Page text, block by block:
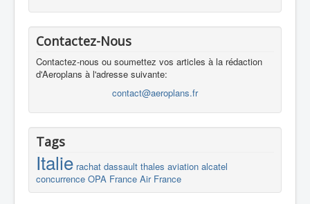
Contactez-Nous
Contactez-nous ou soumettez vos articles à la rédaction
d'Aeroplans à l'adresse suivante:
contact@aeroplans.fr
Tags
Italie rachat dassault thales aviation alcatel
concurrence OPA France Air France